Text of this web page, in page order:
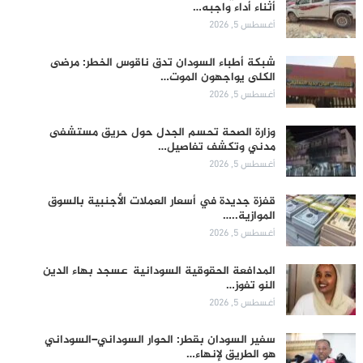
أثناء أداء واجبه…
أغسطس 5, 2026
شبكة أطباء السودان تدق ناقوس الخطر: مرضى
الكلى يواجهون الموت…
أغسطس 5, 2026
وزارة الصحة تحسم الجدل حول حريق مستشفى
مدني وتكشف تفاصيل…
أغسطس 5, 2026
قفزة جديدة في أسعار العملات الأجنبية بالسوق
الموازية..…
أغسطس 5, 2026
المدافعة الحقوقية السودانية عسجد بهاء الدين
النو تفوز…
أغسطس 5, 2026
سفير السودان بقطر: الحوار السوداني–السوداني
هو الطريق لإنهاء…